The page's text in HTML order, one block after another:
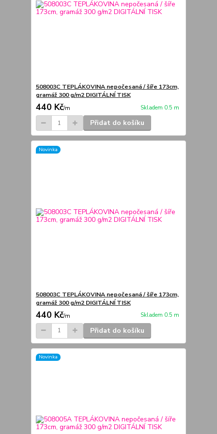
508003C TEPLÁKOVINA nepočesaná / šíře 173cm,
gramáž 300 g/m2 DIGITÁLNÍ TISK
440 Kč/m Skladem 0.5 m
Přidat do košíku
Novinka
508003C TEPLÁKOVINA nepočesaná / šíře 173cm,
gramáž 300 g/m2 DIGITÁLNÍ TISK
440 Kč/m Skladem 0.5 m
Přidat do košíku
Novinka